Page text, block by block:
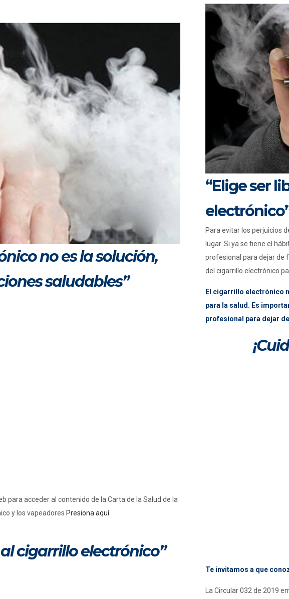
no es la solución,
saludables”
para acceder al contenido de la Carta de la Salud de la
y los vapeadores Presiona aquí
“Elige ser
Para evitar los perjuicios
lugar. Si ya se tiene el
profesional para dejar de
del cigarrillo electrónico
El cigarrillo electrónico
para la salud. Es
profesional para dejar
cigarrillo electrónico”
Te invitamos a que
La Circular 032 de 2019